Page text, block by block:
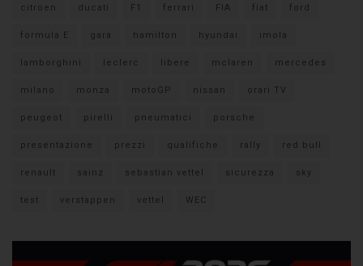
citroen ducati F1 ferrari FIA fiat ford
formula E gara hamilton hyundai imola
lamborghini leclerc libere mclaren mercedes
milano monza motoGP nissan orari TV
peugeot pirelli pneumatici porsche
presentazione prezzi qualifiche rally red bull
renault sainz sebastian vettel sicurezza sky
test verstappen vettel WEC